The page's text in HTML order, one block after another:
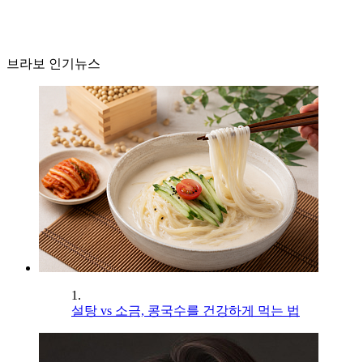
브라보 인기뉴스
1.
설탕 vs 소금, 콩국수를 건강하게 먹는 법